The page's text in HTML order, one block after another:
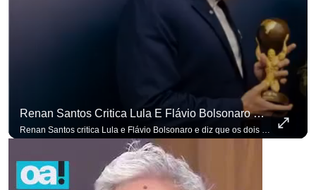
Renan Santos Critica Lula E Flávio Bolsonaro E Diz Que Os Dois São Lados Da Mesma Moeda.
Renan Santos critica Lula e Flávio Bolsonaro e diz que os dois são lados da mesma moeda. #OAntagonista Se você busca informação com credibilidade, inscreva-se agora e ative o
para não perder nenhuma atualização! Ouça O Antagonista nos principais